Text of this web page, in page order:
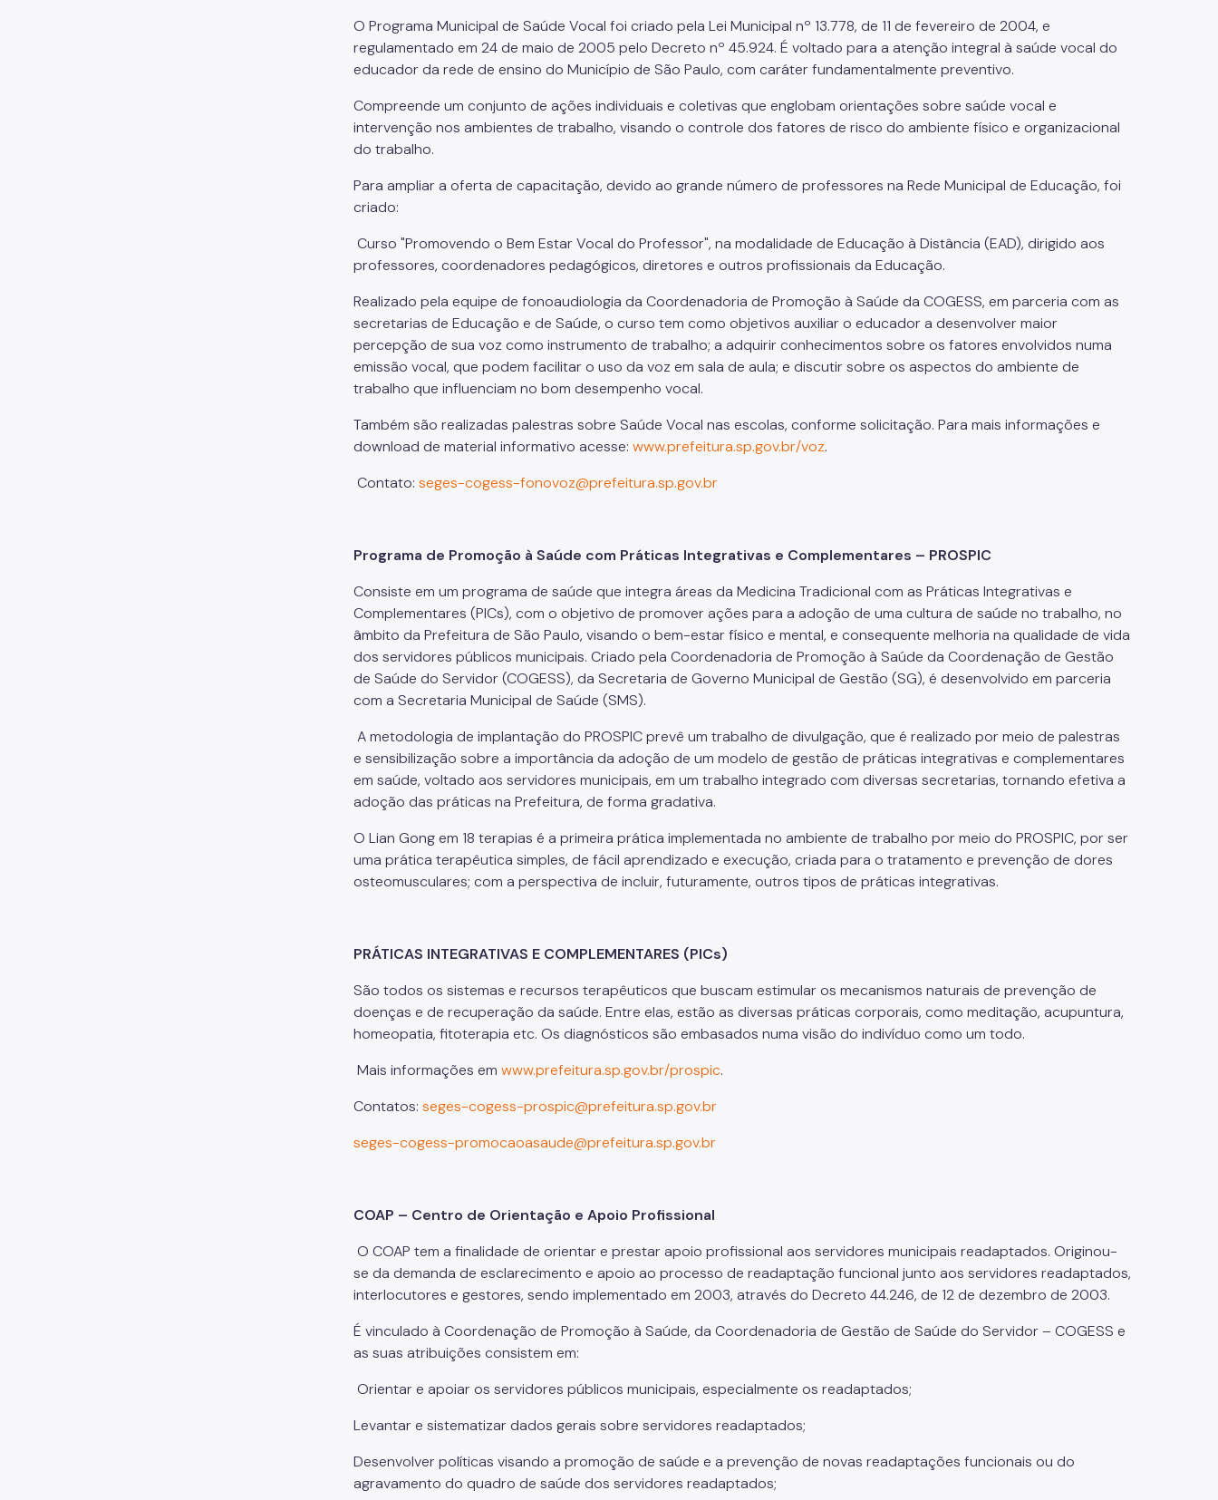
O Programa Municipal de Saúde Vocal foi criado pela Lei Municipal nº 13.778, de 11 de fevereiro de 2004, e
regulamentado em 24 de maio de 2005 pelo Decreto nº 45.924. É voltado para a atenção integral à saúde vocal do
educador da rede de ensino do Município de São Paulo, com caráter fundamentalmente preventivo.
Compreende um conjunto de ações individuais e coletivas que englobam orientações sobre saúde vocal e
intervenção nos ambientes de trabalho, visando o controle dos fatores de risco do ambiente físico e organizacional
do trabalho.
Para ampliar a oferta de capacitação, devido ao grande número de professores na Rede Municipal de Educação, foi
criado:
Curso "Promovendo o Bem Estar Vocal do Professor", na modalidade de Educação à Distância (EAD), dirigido aos
professores, coordenadores pedagógicos, diretores e outros profissionais da Educação.
Realizado pela equipe de fonoaudiologia da Coordenadoria de Promoção à Saúde da COGESS, em parceria com as
secretarias de Educação e de Saúde, o curso tem como objetivos auxiliar o educador a desenvolver maior
percepção de sua voz como instrumento de trabalho; a adquirir conhecimentos sobre os fatores envolvidos numa
emissão vocal, que podem facilitar o uso da voz em sala de aula; e discutir sobre os aspectos do ambiente de
trabalho que influenciam no bom desempenho vocal.
Também são realizadas palestras sobre Saúde Vocal nas escolas, conforme solicitação. Para mais informações e
download de material informativo acesse: www.prefeitura.sp.gov.br/voz.
Contato: seges-cogess-fonovoz@prefeitura.sp.gov.br
Programa de Promoção à Saúde com Práticas Integrativas e Complementares – PROSPIC
Consiste em um programa de saúde que integra áreas da Medicina Tradicional com as Práticas Integrativas e
Complementares (PICs), com o objetivo de promover ações para a adoção de uma cultura de saúde no trabalho, no
âmbito da Prefeitura de São Paulo, visando o bem-estar físico e mental, e consequente melhoria na qualidade de vida
dos servidores públicos municipais. Criado pela Coordenadoria de Promoção à Saúde da Coordenação de Gestão
de Saúde do Servidor (COGESS), da Secretaria de Governo Municipal de Gestão (SG), é desenvolvido em parceria
com a Secretaria Municipal de Saúde (SMS).
A metodologia de implantação do PROSPIC prevê um trabalho de divulgação, que é realizado por meio de palestras
e sensibilização sobre a importância da adoção de um modelo de gestão de práticas integrativas e complementares
em saúde, voltado aos servidores municipais, em um trabalho integrado com diversas secretarias, tornando efetiva a
adoção das práticas na Prefeitura, de forma gradativa.
O Lian Gong em 18 terapias é a primeira prática implementada no ambiente de trabalho por meio do PROSPIC, por ser
uma prática terapêutica simples, de fácil aprendizado e execução, criada para o tratamento e prevenção de dores
osteomusculares; com a perspectiva de incluir, futuramente, outros tipos de práticas integrativas.
PRÁTICAS INTEGRATIVAS E COMPLEMENTARES (PICs)
São todos os sistemas e recursos terapêuticos que buscam estimular os mecanismos naturais de prevenção de
doenças e de recuperação da saúde. Entre elas, estão as diversas práticas corporais, como meditação, acupuntura,
homeopatia, fitoterapia etc. Os diagnósticos são embasados numa visão do indivíduo como um todo.
Mais informações em www.prefeitura.sp.gov.br/prospic.
Contatos: seges-cogess-prospic@prefeitura.sp.gov.br
seges-cogess-promocaoasaude@prefeitura.sp.gov.br
COAP – Centro de Orientação e Apoio Profissional
O COAP tem a finalidade de orientar e prestar apoio profissional aos servidores municipais readaptados. Originou-
se da demanda de esclarecimento e apoio ao processo de readaptação funcional junto aos servidores readaptados,
interlocutores e gestores, sendo implementado em 2003, através do Decreto 44.246, de 12 de dezembro de 2003.
É vinculado à Coordenação de Promoção à Saúde, da Coordenadoria de Gestão de Saúde do Servidor – COGESS e
as suas atribuições consistem em:
Orientar e apoiar os servidores públicos municipais, especialmente os readaptados;
Levantar e sistematizar dados gerais sobre servidores readaptados;
Desenvolver políticas visando a promoção de saúde e a prevenção de novas readaptações funcionais ou do
agravamento do quadro de saúde dos servidores readaptados;